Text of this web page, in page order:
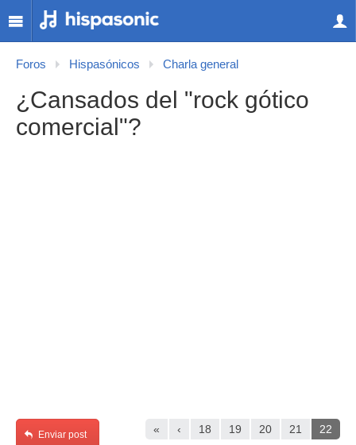
Foros Hispasónicos Charla general
¿Cansados del "rock gótico
comercial"?
« ‹ 18 19 20 21 22
Enviar post